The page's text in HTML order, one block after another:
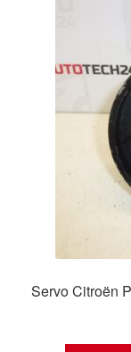
Servo Citroën